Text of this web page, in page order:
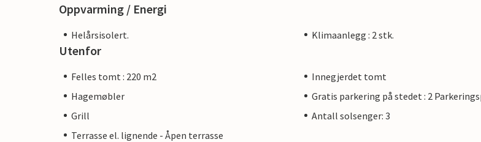
Oppvarming / Energi
Helårsisolert. Klimaanlegg : 2 stk.
Utenfor
Felles tomt : 220 m2
Innegjerdet tomt
Hagemøbler
Gratis parkering på stedet : 2
Grill
Antall solsenger: 3
Terrasse el. lignende - Åpen terrasse